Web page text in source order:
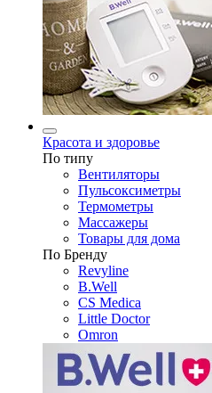
Красота и здоровье
По типу
Вентиляторы
Пульсоксиметры
Термометры
Массажеры
Товары для дома
По Бренду
Revyline
B.Well
CS Medica
Little Doctor
Omron